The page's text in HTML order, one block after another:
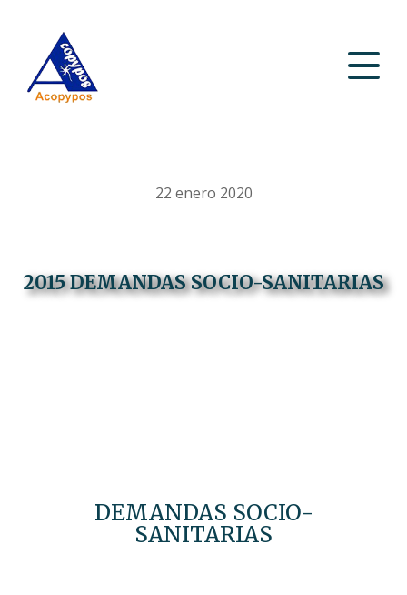
22 enero 2020
2015 DEMANDAS SOCIO-SANITARIAS
DEMANDAS SOCIO-
SANITARIAS